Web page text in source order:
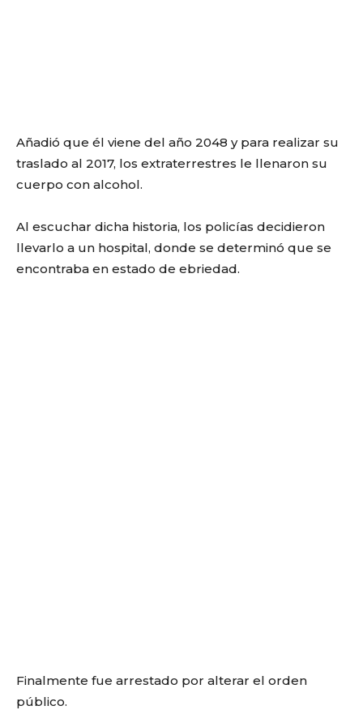
Añadió que él viene del año 2048 y para realizar su
traslado al 2017, los extraterrestres le llenaron su
cuerpo con alcohol.
Al escuchar dicha historia, los policías decidieron
llevarlo a un hospital, donde se determinó que se
encontraba en estado de ebriedad.
Finalmente fue arrestado por alterar el orden
público.